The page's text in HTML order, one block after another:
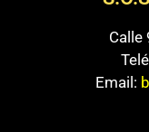
Calle
Email: